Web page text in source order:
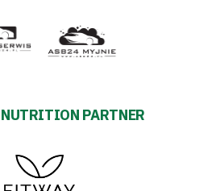
PARTNER